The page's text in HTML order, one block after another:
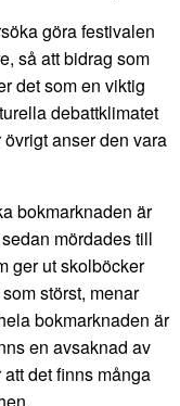
göra festivalen
så att bidrag som
det som en viktig
debattklimatet
anser den vara
bokmarknaden är
mördades till
ger ut skolböcker
störst, menar
bokmarknaden är
en avsaknad av
det finns många